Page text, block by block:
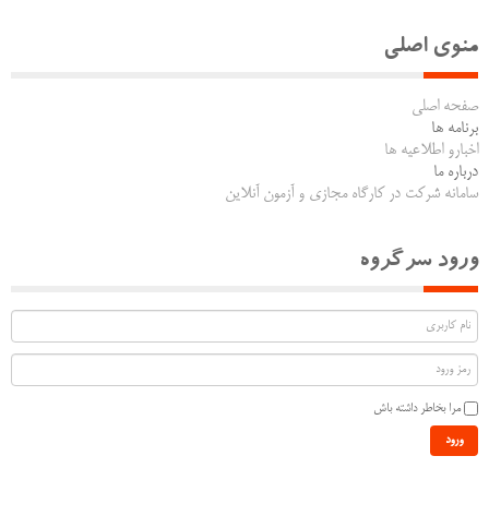
منوی اصلی
صفحه اصلی
برنامه ها
اخبارو اطلاعیه ها
درباره ما
سامانه شرکت در کارگاه مجازی و آزمون آنلاین
ورود سرگروه
مرا بخاطر داشته باش
ورود